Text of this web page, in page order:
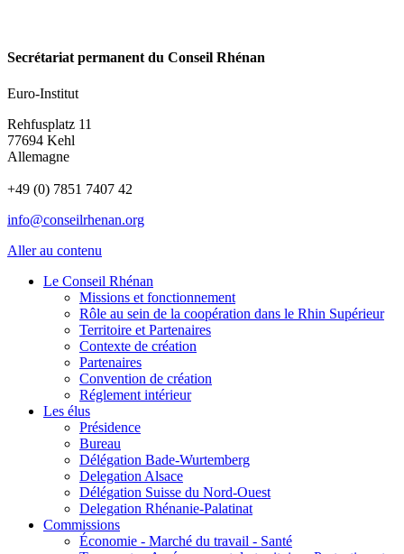
Secrétariat permanent du Conseil Rhénan
Euro-Institut
Rehfusplatz 11
77694 Kehl
Allemagne
+49 (0) 7851 7407 42
info@conseilrhenan.org
Aller au contenu
Le Conseil Rhénan
Missions et fonctionnement
Rôle au sein de la coopération dans le Rhin Supérieur
Territoire et Partenaires
Contexte de création
Partenaires
Convention de création
Réglement intérieur
Les élus
Présidence
Bureau
Délégation Bade-Wurtemberg
Delegation Alsace
Délégation Suisse du Nord-Ouest
Delegation Rhénanie-Palatinat
Commissions
Économie - Marché du travail - Santé